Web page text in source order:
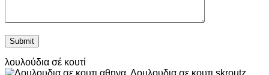
λουλούδια σέ κουτί